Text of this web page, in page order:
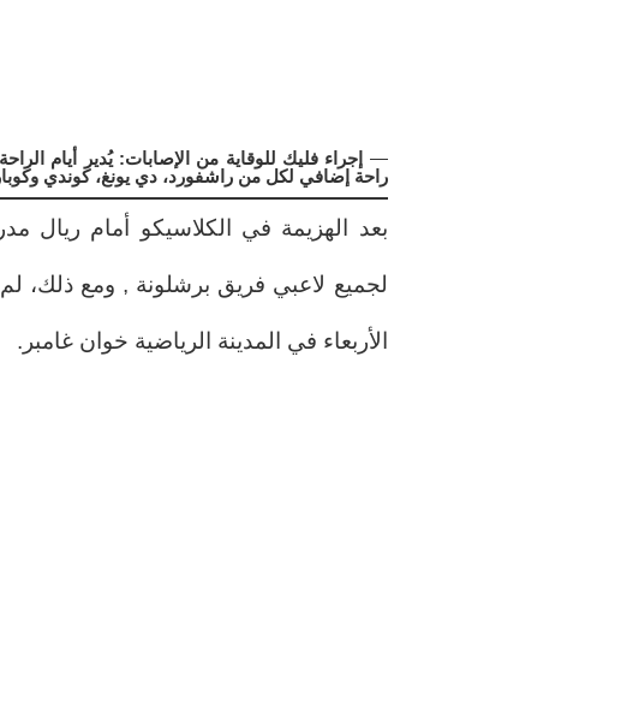
— إجراء فليك للوقاية من الإصابات: يُدير أيام
راحة إضافي لكل من راشفورد، دي يونغ، كوندي
بعد الهزيمة في الكلاسيكو أمام ريال
لجميع لاعبي فريق برشلونة , ومع ذلك،
الأربعاء في المدينة الرياضية خوان غامبر.